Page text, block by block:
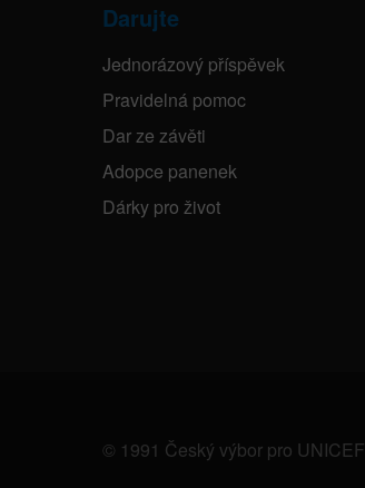
Darujte
Jednorázový příspěvek
Pravidelná pomoc
Dar ze závěti
Adopce panenek
Dárky pro život
© 1991 Český výbor pro UNICEF